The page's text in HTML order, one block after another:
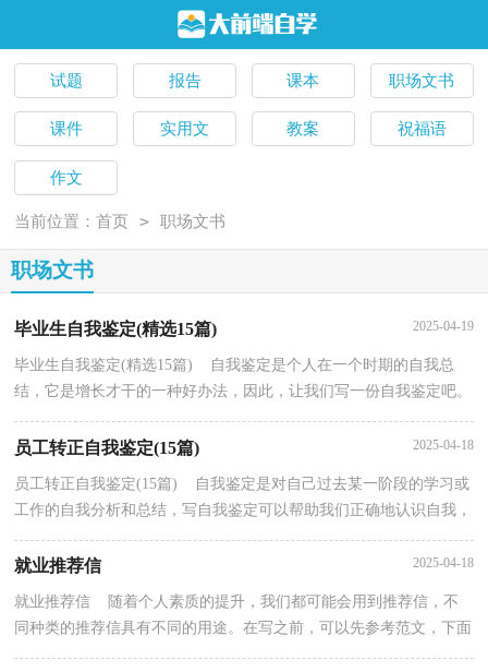
试题 报告 课本 职场文书
课件 实用文 教案 祝福语
作文
当前位置：首页 > 职场文书
职场文书
毕业生自我鉴定(精选15篇) 2025-04-19
毕业生自我鉴定(精选15篇) 自我鉴定是个人在一个时期的自我总
结，它是增长才干的一种好办法，因此，让我们写一份自我鉴定吧。
自我鉴定怎么写才不会流于形式呢？下面是小编为大家...
员工转正自我鉴定(15篇) 2025-04-18
员工转正自我鉴定(15篇) 自我鉴定是对自己过去某一阶段的学习或
工作的自我分析和总结，写自我鉴定可以帮助我们正确地认识自我，
就业推荐信 2025-04-18
就业推荐信 随着个人素质的提升，我们都可能会用到推荐信，不
同种类的推荐信具有不同的用途。在写之前，可以先参考范文，下面
是小编为大家整理的就业推荐信，希望能够帮助到大家。...